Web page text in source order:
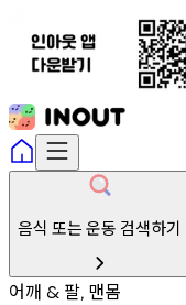
음식 또는 운동 검색하기
어깨 & 팔, 맨몸